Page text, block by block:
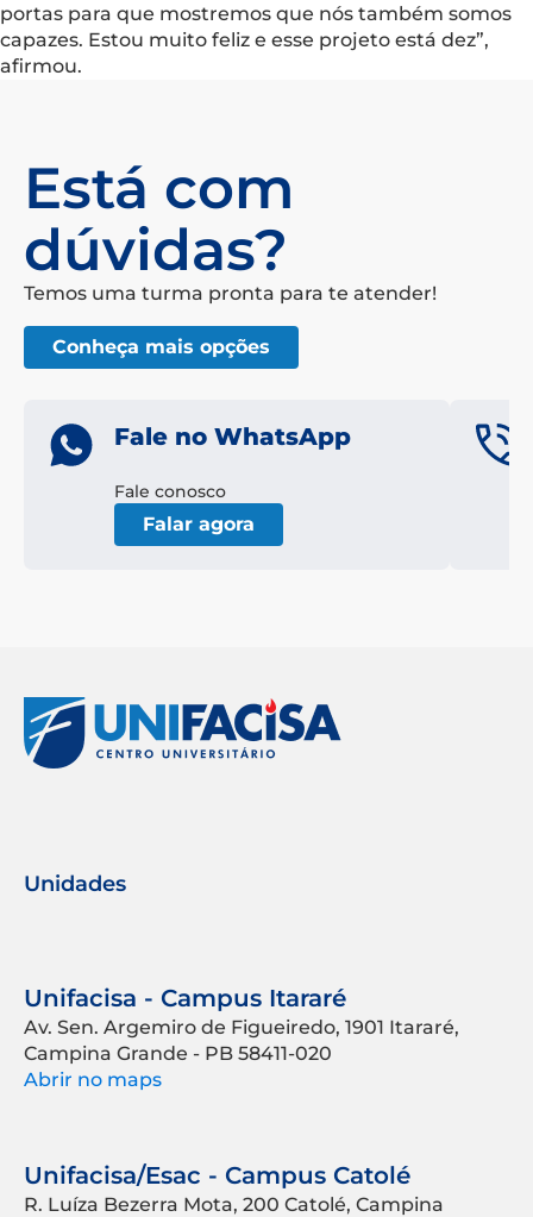
portas para que mostremos que nós também somos
capazes. Estou muito feliz e esse projeto está dez”,
afirmou.
Está com
dúvidas?
Temos uma turma pronta para te atender!
Conheça mais opções
Fale no WhatsApp
Fale conosco
Falar agora
Unidades
Unifacisa - Campus Itararé
Av. Sen. Argemiro de Figueiredo, 1901 Itararé,
Campina Grande - PB 58411-020
Abrir no maps
Unifacisa/Esac - Campus Catolé
R. Luíza Bezerra Mota, 200 Catolé, Campina